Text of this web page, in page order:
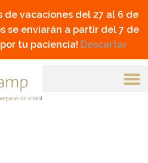
de vacaciones del 27 al 6 de
se enviarán a partir del 7 de
tu paciencia! Descartar